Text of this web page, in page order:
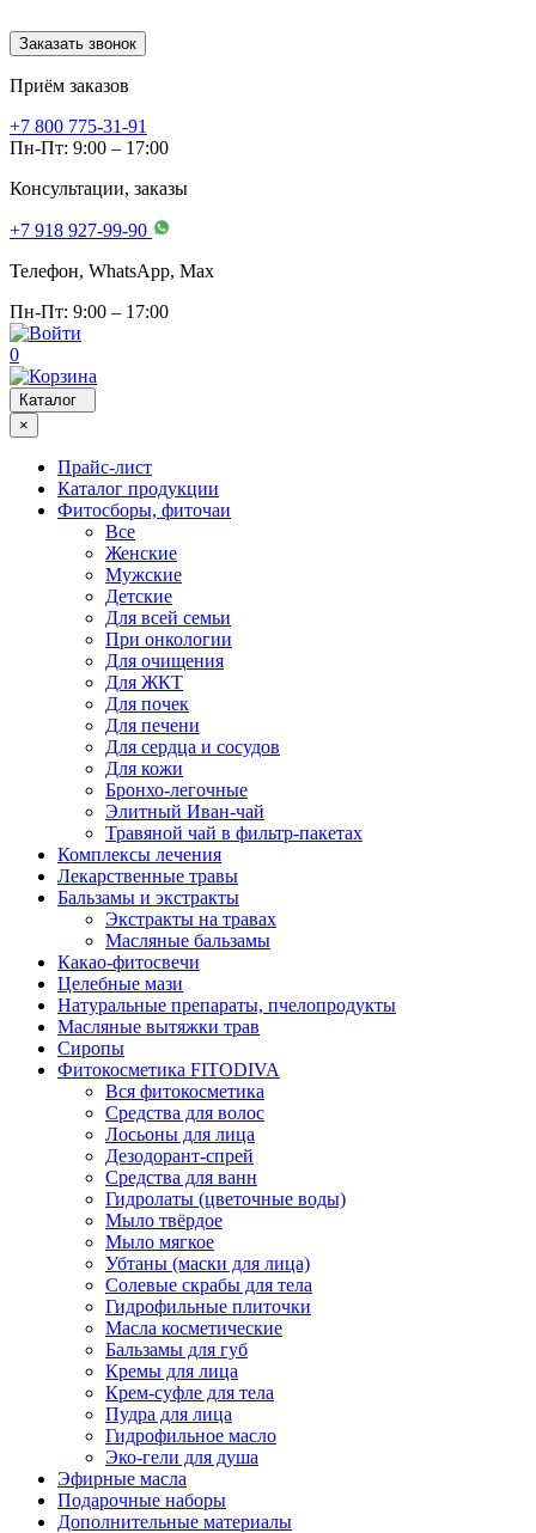
Заказать звонок
Приём заказов
+7 800 775-31-91
Пн-Пт: 9:00 – 17:00
Консультации, заказы
+7 918 927-99-90
Телефон, WhatsApp, Мах
Пн-Пт: 9:00 – 17:00
0
Каталог
×
Прайс-лист
Каталог продукции
Фитосборы, фиточаи
Все
Женские
Мужские
Детские
Для всей семьи
При онкологии
Для очищения
Для ЖКТ
Для почек
Для печени
Для сердца и сосудов
Для кожи
Бронхо-легочные
Элитный Иван-чай
Травяной чай в фильтр-пакетах
Комплексы лечения
Лекарственные травы
Бальзамы и экстракты
Экстракты на травах
Масляные бальзамы
Какао-фитосвечи
Целебные мази
Натуральные препараты, пчелопродукты
Масляные вытяжки трав
Сиропы
Фитокосметика FITODIVA
Вся фитокосметика
Средства для волос
Лосьоны для лица
Дезодорант-спрей
Средства для ванн
Гидролаты (цветочные воды)
Мыло твёрдое
Мыло мягкое
Убтаны (маски для лица)
Солевые скрабы для тела
Гидрофильные плиточки
Масла косметические
Бальзамы для губ
Кремы для лица
Крем-суфле для тела
Пудра для лица
Гидрофильное масло
Эко-гели для душа
Эфирные масла
Подарочные наборы
Дополнительные материалы